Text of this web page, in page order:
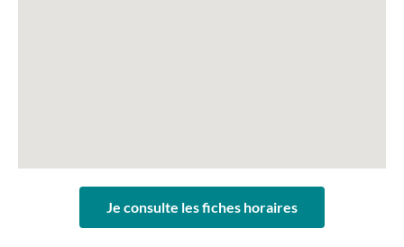
Je consulte les fiches horaires